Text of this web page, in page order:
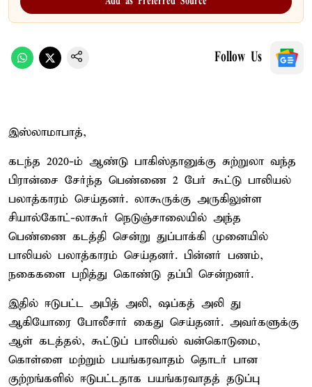
Follow Us
இஸ்லாமாபாத்,
கடந்த 2020-ம் ஆண்டு பாகிஸ்தானுக்கு சுற்றுலா வந்த
பிரான்சை சேர்ந்த பெண்ணை 2 பேர் கூட்டு பாலியல்
பலாத்காரம் செய்தனர். லாகூருக்கு அருகிலுள்ள
சியால்கோட்-லாகூர் நெடுஞ்சாலையில் அந்த
பெண்ணை கடத்தி சென்று துப்பாக்கி முனையில்
பாலியல் பலாத்காரம் செய்தனர். பின்னர் பணம்,
நகைகளை பறித்து கொண்டு தப்பி சென்றனர்.
இதில் ஈடுபட்ட அபித் அலி, ஷப்கத் அலி து
ஆகியோரை போலீசார் கைது செய்தனர். அவர்களுக்கு
ஆள் கடத்தல், கூட்டுப் பாலியல் வன்கொடுமை,
கொள்ளை மற்றும் பயங்கரவாதம் தொடர் பான
குற்றங்களில் ஈடுபட்டதாக பயங்கரவாதத் தடுப்பு